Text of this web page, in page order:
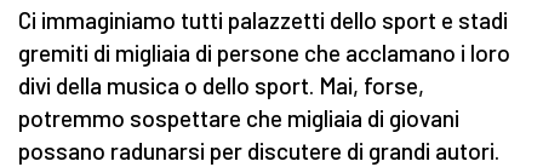
Ci immaginiamo tutti palazzetti dello sport e stadi
gremiti di migliaia di persone che acclamano i loro
divi della musica o dello sport. Mai, forse,
potremmo sospettare che migliaia di giovani
possano radunarsi per discutere di grandi autori.